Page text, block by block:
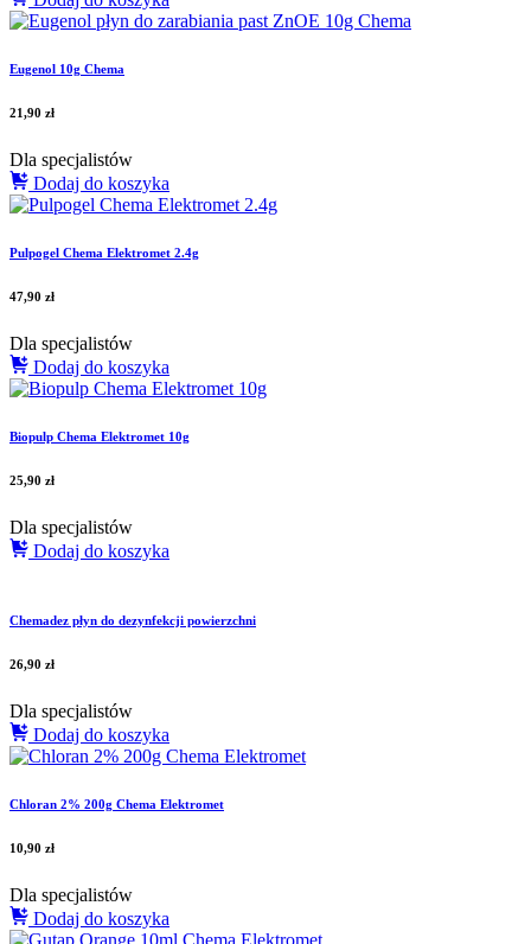
Eugenol 10g Chema
21,90 zł
Dla specjalistów
Dodaj do koszyka
Pulpogel Chema Elektromet 2.4g
47,90 zł
Dla specjalistów
Dodaj do koszyka
Biopulp Chema Elektromet 10g
25,90 zł
Dla specjalistów
Dodaj do koszyka
Chemadez płyn do dezynfekcji powierzchni
26,90 zł
Dla specjalistów
Dodaj do koszyka
Chloran 2% 200g Chema Elektromet
10,90 zł
Dla specjalistów
Dodaj do koszyka